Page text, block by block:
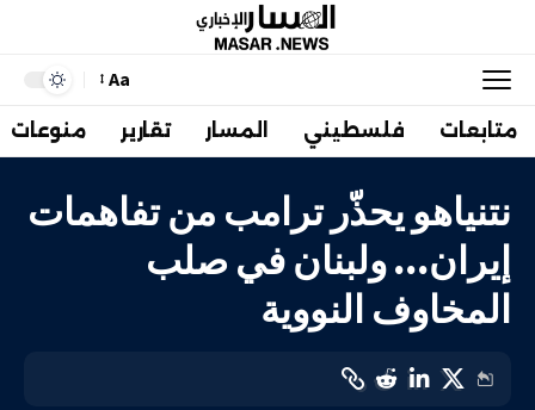
Aa
متابعات فلسطيني المسار تقارير منوعات
نتنياهو يحذّر ترامب من تفاهمات
إيران… ولبنان في صلب
المخاوف النووية